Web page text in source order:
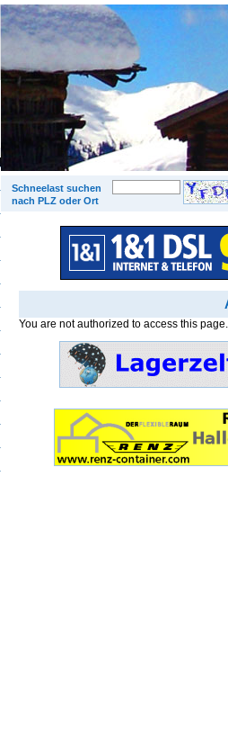
You are not authorized to access this page.
Schneelast suchen
nach PLZ oder Ort
©